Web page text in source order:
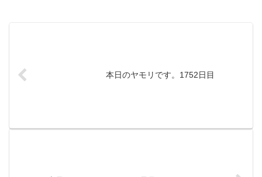
本日のヤモリです。1752日目